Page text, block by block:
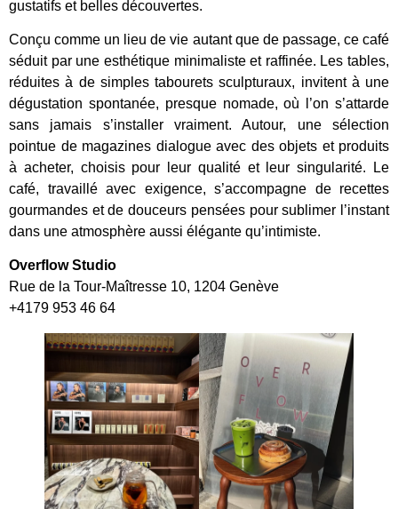
gustatifs et belles découvertes.
Conçu comme un lieu de vie autant que de passage, ce café
séduit par une esthétique minimaliste et raffinée. Les tables,
réduites à de simples tabourets sculpturaux, invitent à une
dégustation spontanée, presque nomade, où l’on s’attarde
sans jamais s’installer vraiment. Autour, une sélection
pointue de magazines dialogue avec des objets et produits
à acheter, choisis pour leur qualité et leur singularité. Le
café, travaillé avec exigence, s’accompagne de recettes
gourmandes et de douceurs pensées pour sublimer l’instant
dans une atmosphère aussi élégante qu’intimiste.
Overflow Studio
Rue de la Tour-Maîtresse 10, 1204 Genève
+4179 953 46 64